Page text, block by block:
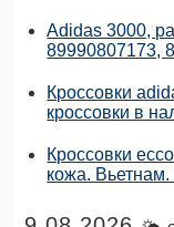
Adidas 3000,
89990807173,
Кроссовки
кроссовки в
Кроссовки
кожа.